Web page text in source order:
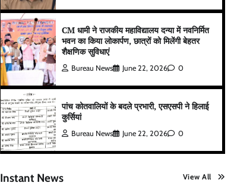
CM धामी ने राजकीय महाविद्यालय दन्या में नवनिर्मित
भवन का किया लोकार्पण, छात्रों को मिलेंगी बेहतर
शैक्षणिक सुविधाएं
Bureau News June 22, 2026 0
पांच कोतवालियों के बदले प्रभारी, एसएसपी ने हिलाई
कुर्सियां
Bureau News June 22, 2026 0
Instant News View All